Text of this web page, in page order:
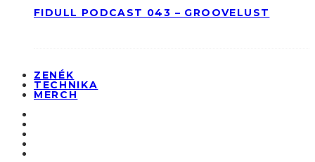
FIDULL PODCAST 043 – GROOVELUST
ZENÉK
TECHNIKA
MERCH